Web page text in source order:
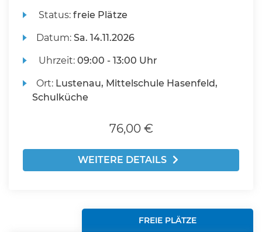
Status:freie Plätze
Datum:Sa. 14.11.2026
Uhrzeit:09:00 - 13:00 Uhr
Ort: Lustenau, Mittelschule Hasenfeld,
Schulküche
76,00 €
WEITERE DETAILS
FREIE PLÄTZE